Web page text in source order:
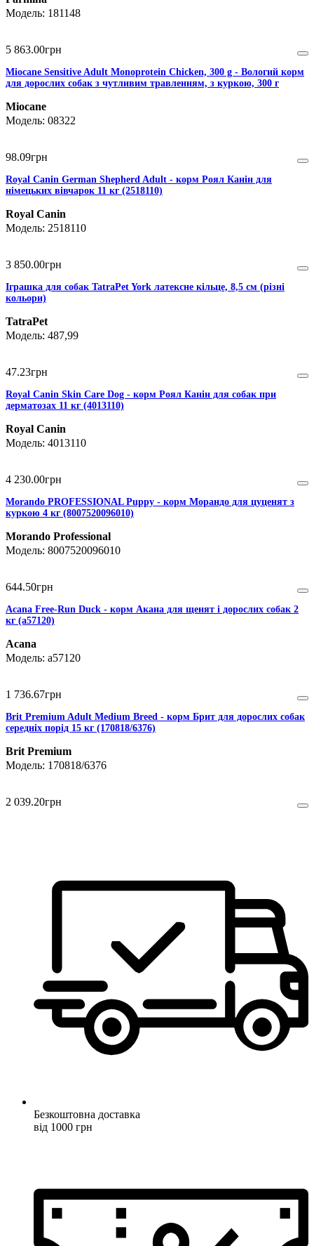
181148
5 863.00грн
Miocane Sensitive Adult Monoprotein Chicken, 300 g - Вологий корм
для дорослих собак з чутливим травленням, з куркою, 300 г
Miocane
08322
98.09грн
Royal Canin German Shepherd Adult - корм Роял Канін для
німецьких вівчарок 11 кг (2518110)
Royal Canin
2518110
3 850.00грн
Іграшка для собак TatraPet York латексне кільце, 8,5 см (різні
кольори)
TatraPet
487,99
47.23грн
Royal Canin Skin Care Dog - корм Роял Канін для собак при
дерматозах 11 кг (4013110)
Royal Canin
4013110
4 230.00грн
Morando PROFESSIONAL Puppy - корм Морандо для цуценят з
куркою 4 кг (8007520096010)
Morando Professional
8007520096010
644.50грн
Acana Free-Run Duck - корм Акана для щенят і дорослих собак 2
кг (a57120)
Acana
a57120
1 736.67грн
Brit Premium Adult Medium Breed - корм Брит для дорослих собак
середніх порід 15 кг (170818/6376)
Brit Premium
170818/6376
2 039.20грн
Безкоштовна доставка
від 1000 грн